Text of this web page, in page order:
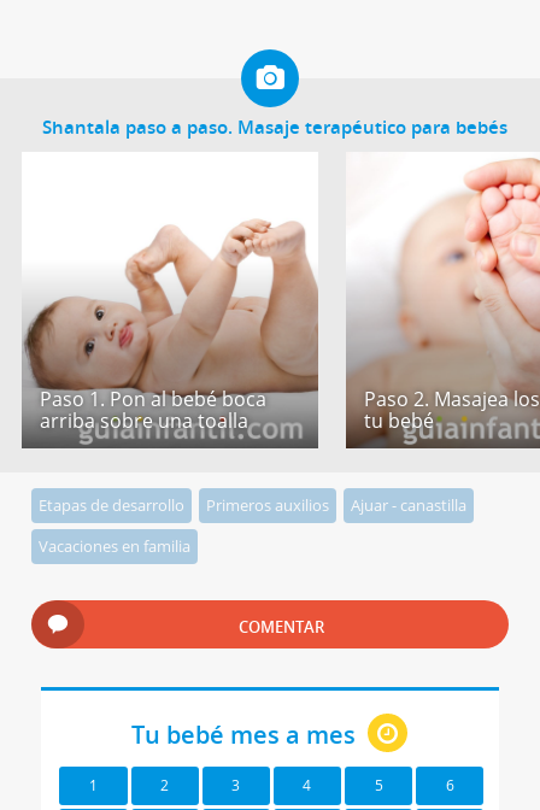
Shantala paso a paso. Masaje terapéutico para bebés
Paso 1. Pon al bebé boca
arriba sobre una toalla
Paso 2. Masajea
tu bebé
Etapas de desarrollo Primeros auxilios
Ajuar - canastilla
Vacaciones en familia
COMENTAR
Tu bebé mes a mes
1 2 3 4 5 6